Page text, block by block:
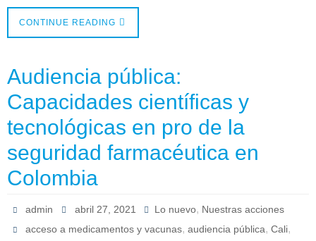
CONTINUE READING
Audiencia pública:
Capacidades científicas y
tecnológicas en pro de la
seguridad farmacéutica en
Colombia
admin abril 27, 2021 Lo nuevo, Nuestras acciones
acceso a medicamentos y vacunas,audiencia pública,Cali,